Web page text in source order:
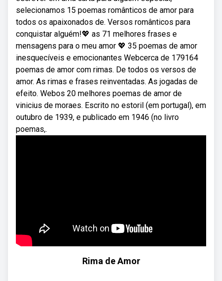
selecionamos 15 poemas românticos de amor para
todos os apaixonados de. Versos românticos para
conquistar alguém!💖 as 71 melhores frases e
mensagens para o meu amor 💖 35 poemas de amor
inesquecíveis e emocionantes Webcerca de 179164
poemas de amor com rimas. De todos os versos de
amor. As rimas e frases reinventadas. As jogadas de
efeito. Webos 20 melhores poemas de amor de
vinicius de moraes. Escrito no estoril (em portugal), em
outubro de 1939, e publicado em 1946 (no livro
poemas,.
Rima de Amor